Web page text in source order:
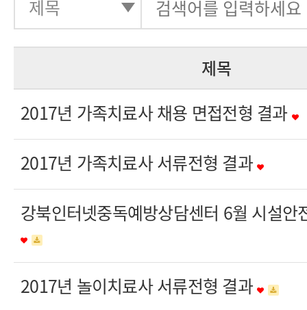
제목
2017년 가족치료사 채용 면접전형 결과
2017년 가족치료사 서류전형 결과
강북인터넷중독예방상담센터 6월 시설안
2017년 놀이치료사 서류전형 결과